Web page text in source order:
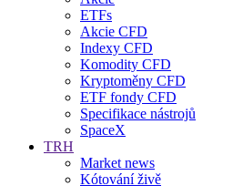
ETFs
Akcie CFD
Indexy CFD
Komodity CFD
Kryptoměny CFD
ETF fondy CFD
Specifikace nástrojů
SpaceX
TRH
Market news
Kótování živě